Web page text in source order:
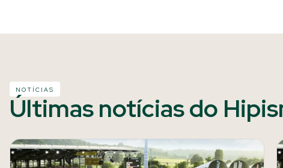
NOTÍCIAS
Últimas notícias do